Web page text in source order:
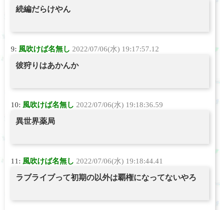
続編だらけやん
9: 風吹けば名無し 2022/07/06(水) 19:17:57.12
彼狩りはあかんか
10: 風吹けば名無し 2022/07/06(水) 19:18:36.59
異世界薬局
11: 風吹けば名無し 2022/07/06(水) 19:18:44.41
ラブライブって初期の以外は覇権になってないやろ